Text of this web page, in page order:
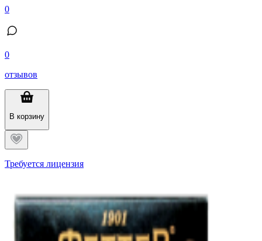
0
0
отзывов
В корзину
Требуется лицензия